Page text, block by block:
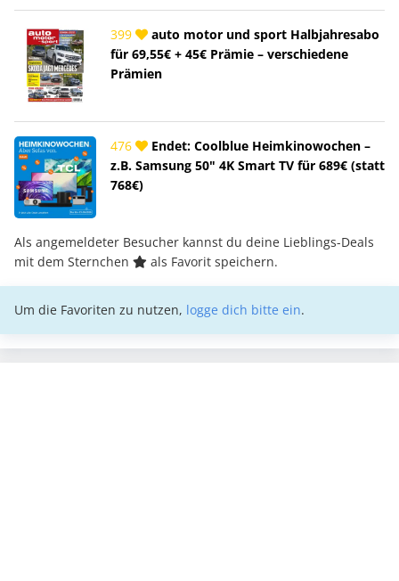
399
auto motor und sport Halbjahresabo
für 69,55€ + 45€ Prämie – verschiedene
Prämien
476
Endet: Coolblue Heimkinowochen –
z.B. Samsung 50" 4K Smart TV für 689€ (statt
768€)
Als angemeldeter Besucher kannst du deine Lieblings-Deals
mit dem Sternchen
als Favorit speichern.
Um die Favoriten zu nutzen, logge dich bitte ein.